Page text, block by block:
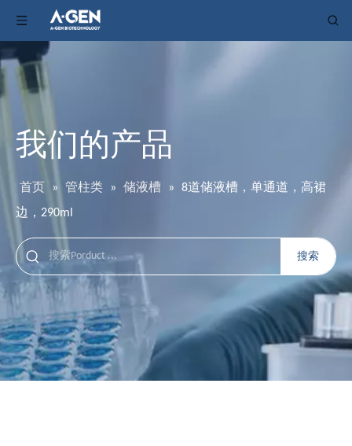
我们的产品
首页 » 管柱类 » 储液槽 »
8道储液槽，单通道，高裙
边，290ml
搜索